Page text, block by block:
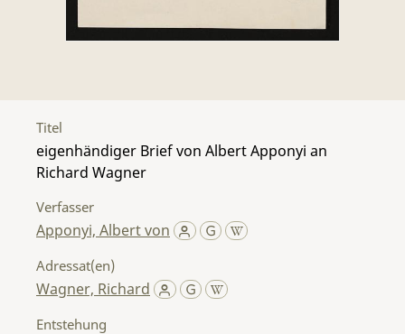
Titel
eigenhändiger Brief von Albert Apponyi an
Richard Wagner
Verfasser
Apponyi, Albert von
Adressat(en)
Wagner, Richard
Entstehung